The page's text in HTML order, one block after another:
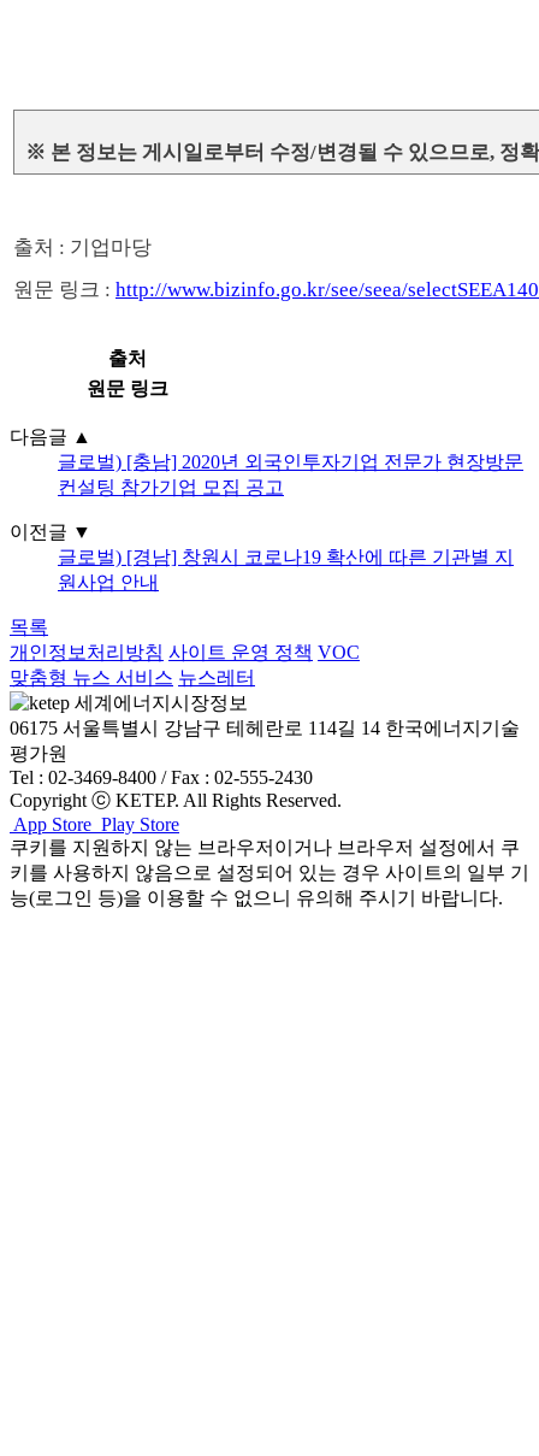
※ 본 정보는 게시일로부터 수정/변경될 수 있으므로, 정
출처 : 기업마당
원문 링크 : http://www.bizinfo.go.kr/see/seea/
출처
원문 링크
다음글 ▲
글로벌) [충남] 2020년 외국인투자기업 전문가 현장방문
컨설팅 참가기업 모집 공고
이전글 ▼
글로벌) [경남] 창원시 코로나19 확산에 따른 기관별 지
원사업 안내
목록
개인정보처리방침 사이트 운영 정책 VOC
맞춤형 뉴스 서비스 뉴스레터
06175 서울특별시 강남구 테헤란로 114길 14 한국에너지기술
평가원
Tel : 02-3469-8400 / Fax : 02-555-2430
Copyright ⓒ KETEP. All Rights Reserved.
App Store Play Store
쿠키를 지원하지 않는 브라우저이거나 브라우저 설정에서 쿠
키를 사용하지 않음으로 설정되어 있는 경우 사이트의 일부 기
능(로그인 등)을 이용할 수 없으니 유의해 주시기 바랍니다.